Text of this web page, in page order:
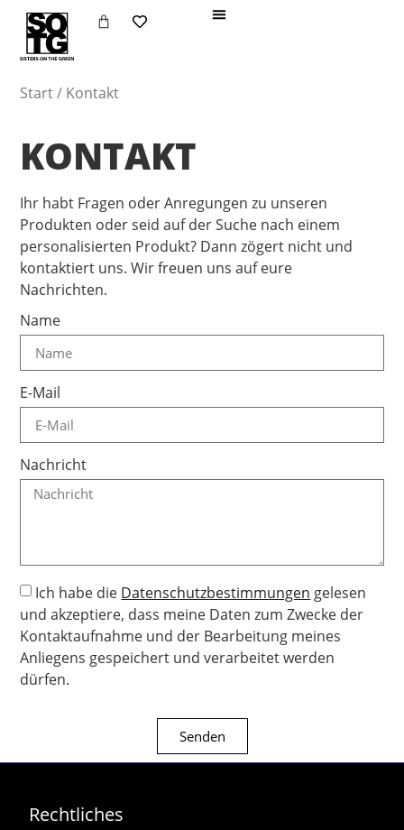
Start/ Kontakt
KONTAKT
Ihr habt Fragen oder Anregungen zu unseren
Produkten oder seid auf der Suche nach einem
personalisierten Produkt? Dann zögert nicht und
kontaktiert uns. Wir freuen uns auf eure
Nachrichten.
Name
E-Mail
Nachricht
Ich habe die Datenschutzbestimmungen gelesen
und akzeptiere, dass meine Daten zum Zwecke der
Kontaktaufnahme und der Bearbeitung meines
Anliegens gespeichert und verarbeitet werden
dürfen.
Senden
Rechtliches